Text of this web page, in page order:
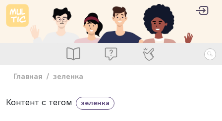
Перейти к основному содержанию
Посты ВопросыСпециалисты
User
Главная зеленка
Контент с тегом зеленка